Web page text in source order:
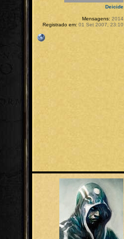
Deicide
Mensagens: 2014
Registrado em: 01 Set 2007, 23:10